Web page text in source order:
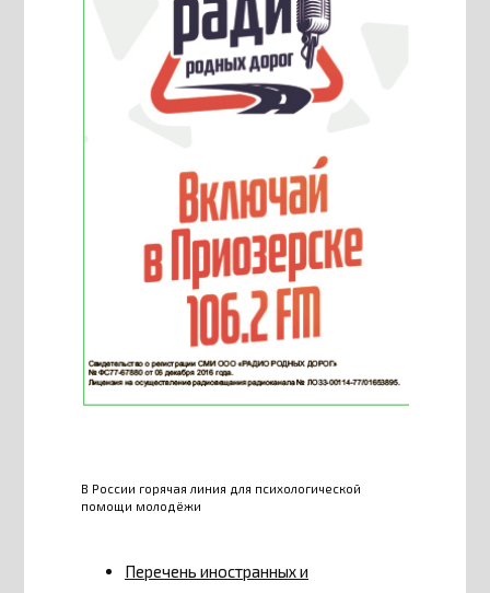
В России горячая линия для психологической
помощи молодёжи
Перечень иностранных и